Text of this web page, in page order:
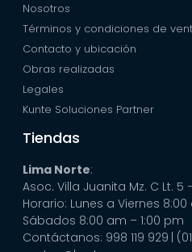
Nosotros
Términos y condiciones de
Contacto y ubicación
Obras realizadas
Legales
Kunte Soluciones Partner
Tiendas
Lima Norte:
Asoc. Villa Juanita Mz. C Lt. 5 –
Horario: Lunes a Viernes
Sábados 8:00 am – 1:00 pm
Contáctanos: 998 119 929 |